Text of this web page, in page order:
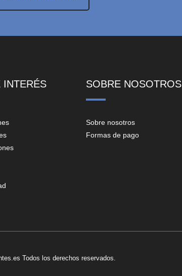
INTERÉS SOBRE NOSOTROS
Sobre nosotros
Formas de pago
Todos los derechos reservados.